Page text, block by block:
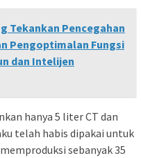
Tekankan Pencegahan
Pengoptimalan Fungsi
dan Intelijen
hanya 5 liter CT dan
telah habis dipakai untuk
sebanyak 35